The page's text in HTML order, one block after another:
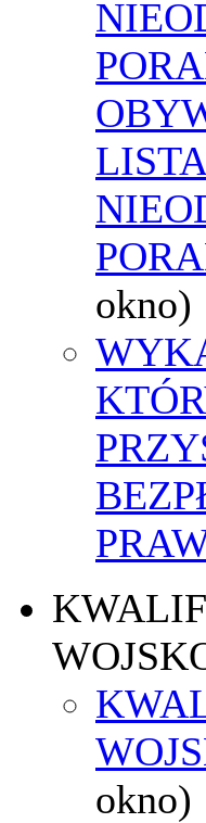
okno)
okno)